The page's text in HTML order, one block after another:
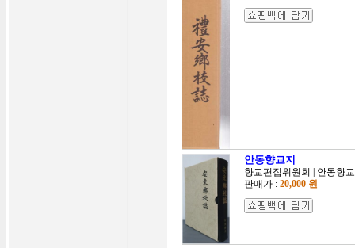
안동향교지
향교편집위원회 | 안동향교
판매가 : 20,000 원